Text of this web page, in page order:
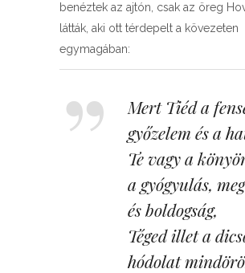
benéztek az ajtón, csak az öreg
látták, aki ott térdepelt a kövezeten
egymagában:
Mert Tiéd a
győzelem és a
Te vagy a
a gyógyulás,
és boldogság,
Téged illet a
hódolat